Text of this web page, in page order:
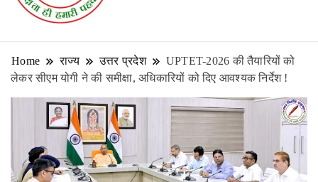
Home राज्य उत्तर प्रदेश
UPTET-2026 की तैयारियों को
लेकर सीएम योगी ने की समीक्षा, अधिकारियों को दिए आवश्यक निर्देश !